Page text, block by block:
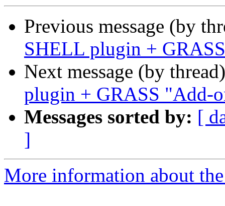
Previous message (by
SHELL plugin +
Next message (by
plugin + GRASS "Add-
Messages sorted by: [
]
More information about